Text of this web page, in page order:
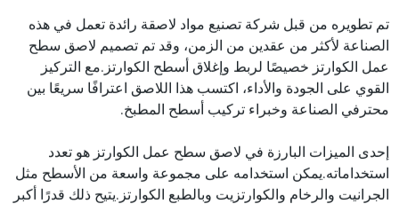
تم تطويره من قبل شركة تصنيع مواد لاصقة رائدة تعمل في هذه
الصناعة لأكثر من عقدين من الزمن، وقد تم تصميم لاصق سطح
عمل الكوارتز خصيصًا لربط وإغلاق أسطح الكوارتز.مع التركيز
القوي على الجودة والأداء، اكتسب هذا اللاصق اعترافًا سريعًا بين
محترفي الصناعة وخبراء تركيب أسطح المطبخ.
إحدى الميزات البارزة في لاصق سطح عمل الكوارتز هو تعدد
استخداماته.يمكن استخدامه على مجموعة واسعة من الأسطح مثل
الجرانيت والرخام والكوارتزيت وبالطبع الكوارتز.يتيح ذلك قدرًا أكبر